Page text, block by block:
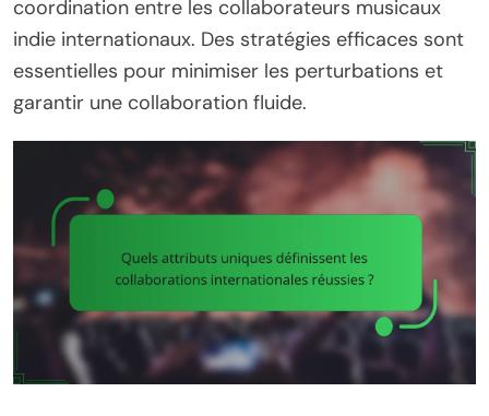
coordination entre les collaborateurs musicaux
indie internationaux. Des stratégies efficaces sont
essentielles pour minimiser les perturbations et
garantir une collaboration fluide.